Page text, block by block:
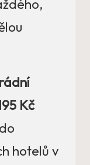
Kč
hotelů v